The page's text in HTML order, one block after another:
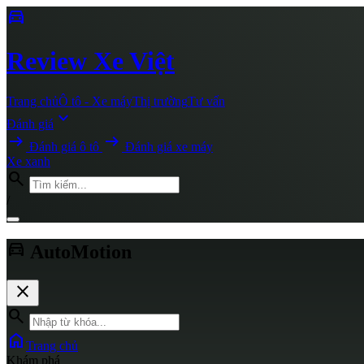
directions_car
Review Xe Việt
Trang chủÔ tô - Xe máyThị trườngTư vấn
Đánh giá expand_more
arrow_right_alt Đánh giá ô tô arrow_right_alt Đánh giá xe máy
Xe xanh
search
directions_car AutoMotion
close
search
home Trang chủ
Khám phá